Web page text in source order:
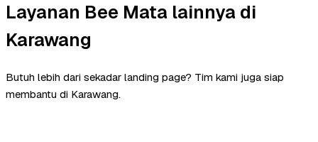
Layanan Bee Mata lainnya di
Karawang
Butuh lebih dari sekadar landing page? Tim kami juga siap
membantu di Karawang.